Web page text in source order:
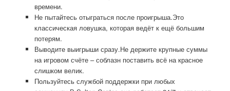
времени.
Не пытайтесь отыграться после проигрыша.Это
классическая ловушка, которая ведёт к ещё большим
потерям.
Выводите выигрыши сразу.Не держите крупные суммы
на игровом счёте – соблазн поставить всё на красное
слишком велик.
Пользуйтесь службой поддержки при любых